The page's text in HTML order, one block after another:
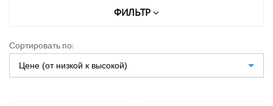
AUX
Dahatsu
Denko
ФИЛЬТР
Цена (руб.)
До
Сортировать по:
Цене (от низкой к высокой)